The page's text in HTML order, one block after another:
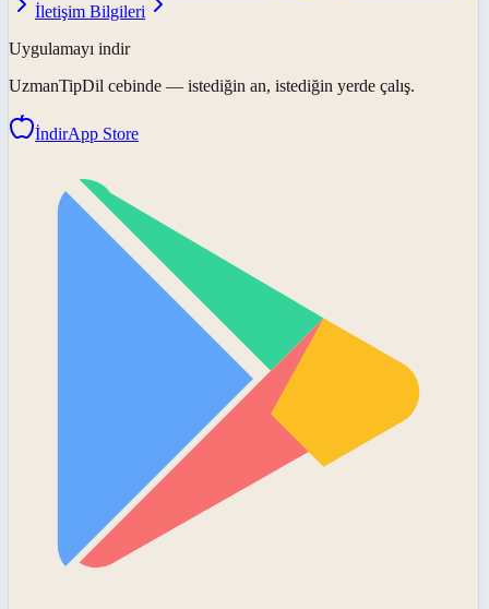
İletişim Bilgileri
Uygulamayı indir
UzmanTipDil cebinde — istediğin an, istediğin yerde çalış.
İndirApp Store